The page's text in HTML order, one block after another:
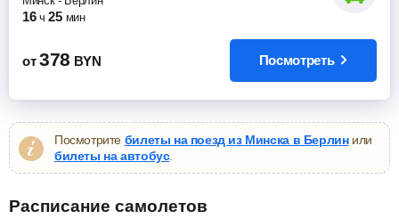
16 ч 25 мин
от 378 BYN Посмотреть
Посмотрите билеты на поезд из Минска в Берлинили
билеты на автобус.
Расписание самолетов